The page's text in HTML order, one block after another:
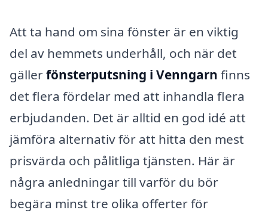
Att ta hand om sina fönster är en viktig
del av hemmets underhåll, och när det
gällerfönsterputsning i Venngarn finns
det flera fördelar med att inhandla flera
erbjudanden. Det är alltid en god idé att
jämföra alternativ för att hitta den mest
prisvärda och pålitliga tjänsten. Här är
några anledningar till varför du bör
begära minst tre olika offerter för